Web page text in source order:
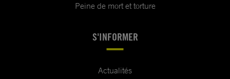
Peine de mort et torture
S'INFORMER
Actualités